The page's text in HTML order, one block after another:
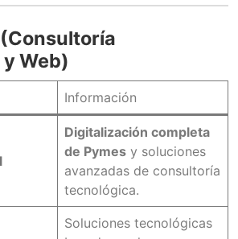
Web)
Información
Digitalización completa
de Pymes y soluciones
avanzadas de consultoría
tecnológica.
Soluciones tecnológicas